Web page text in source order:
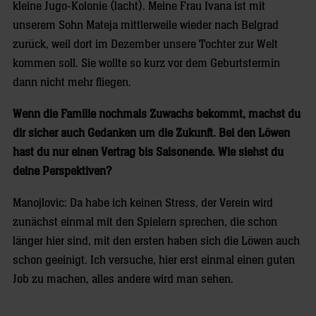
kleine Jugo-Kolonie (lacht). Meine Frau Ivana ist mit
unserem Sohn Mateja mittlerweile wieder nach Belgrad
zurück, weil dort im Dezember unsere Tochter zur Welt
kommen soll. Sie wollte so kurz vor dem Geburtstermin
dann nicht mehr fliegen.
Wenn die Familie nochmals Zuwachs bekommt, machst du
dir sicher auch Gedanken um die Zukunft. Bei den Löwen
hast du nur einen Vertrag bis Saisonende. Wie siehst du
deine Perspektiven?
Manojlovic: Da habe ich keinen Stress, der Verein wird
zunächst einmal mit den Spielern sprechen, die schon
länger hier sind, mit den ersten haben sich die Löwen auch
schon geeinigt. Ich versuche, hier erst einmal einen guten
Job zu machen, alles andere wird man sehen.